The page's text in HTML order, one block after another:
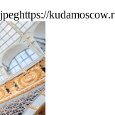
https://